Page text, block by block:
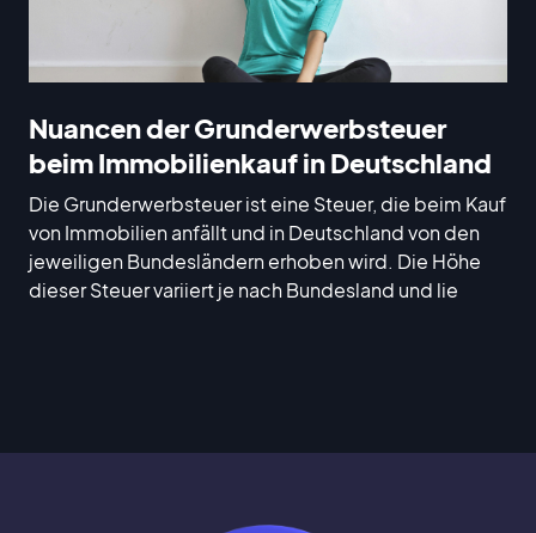
Nuancen der Grunderwerbsteuer
beim Immobilienkauf in Deutschland
Die Grunderwerbsteuer ist eine Steuer, die beim Kauf
von Immobilien anfällt und in Deutschland von den
jeweiligen Bundesländern erhoben wird. Die Höhe
dieser Steuer variiert je nach Bundesland und lie